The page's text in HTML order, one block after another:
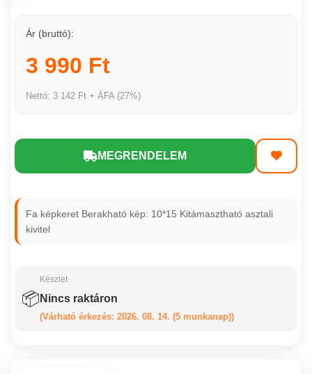
Ár (bruttó):
3 990 Ft
Nettó: 3 142 Ft + ÁFA (27%)
MEGRENDELEM
Fa képkeret Berakható kép: 10*15 Kitámasztható asztali
kivitel
📦
Készlet
Nincs raktáron
(Várható érkezés: 2026. 08. 14. (5 munkanap))